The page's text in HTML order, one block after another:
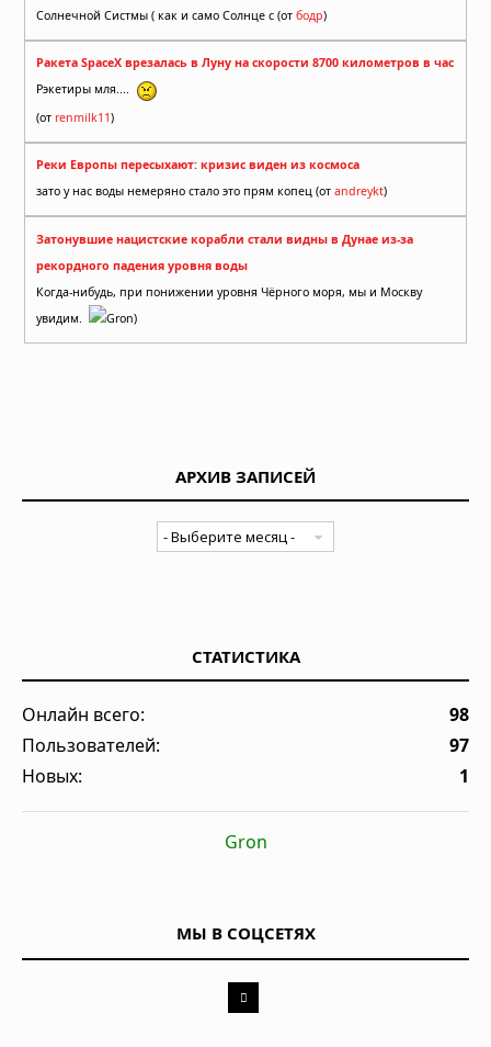
Солнечной Систмы ( как и само Солнце с (от бодр)
Ракета SpaceX врезалась в Луну на скорости 8700 километров в час
Рэкетиры мля....
(от renmilk11)
Реки Европы пересыхают: кризис виден из космоса
зато у нас воды немеряно стало это прям копец (от andreykt)
Затонувшие нацистские корабли стали видны в Дунае из-за
рекордного падения уровня воды
Когда-нибудь, при понижении уровня Чёрного моря, мы и Москву
увидим.
Gron)
АРХИВ ЗАПИСЕЙ
СТАТИСТИКА
Онлайн всего:
98
Пользователей:
97
Новых:
1
Gron
МЫ В СОЦСЕТЯХ